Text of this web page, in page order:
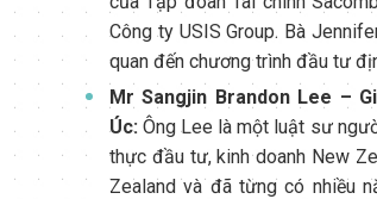
Công ty USIS Group. Bà
quan đến chương trình đầu tư
Mr Sangjin Brandon Lee –
Úc:Ông Lee là một luật sư
thực đầu tư, kinh doanh New
Zealand và đã từng có nhiều